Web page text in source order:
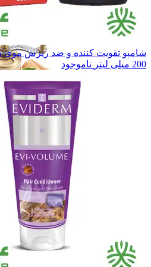
ادویه و چاشنی
همه دسته بندی
ادویه و چاشنی
ادویه و
سبزی های خشک
میوه ها و صیفی
همه دسته بندی
شامپو تقویت کننده و ضد ریزش
200 میلی لیتر
ناموجود